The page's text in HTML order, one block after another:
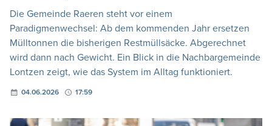
Die Gemeinde Raeren steht vor einem
Paradigmenwechsel: Ab dem kommenden Jahr ersetzen
Mülltonnen die bisherigen Restmüllsäcke. Abgerechnet
wird dann nach Gewicht. Ein Blick in die Nachbargemeinde
Lontzen zeigt, wie das System im Alltag funktioniert.
04.06.2026 17:59